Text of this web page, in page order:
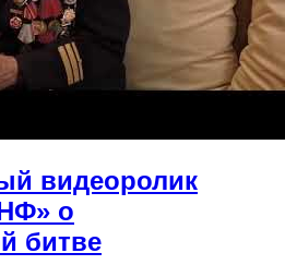
видеоролик
о
битве